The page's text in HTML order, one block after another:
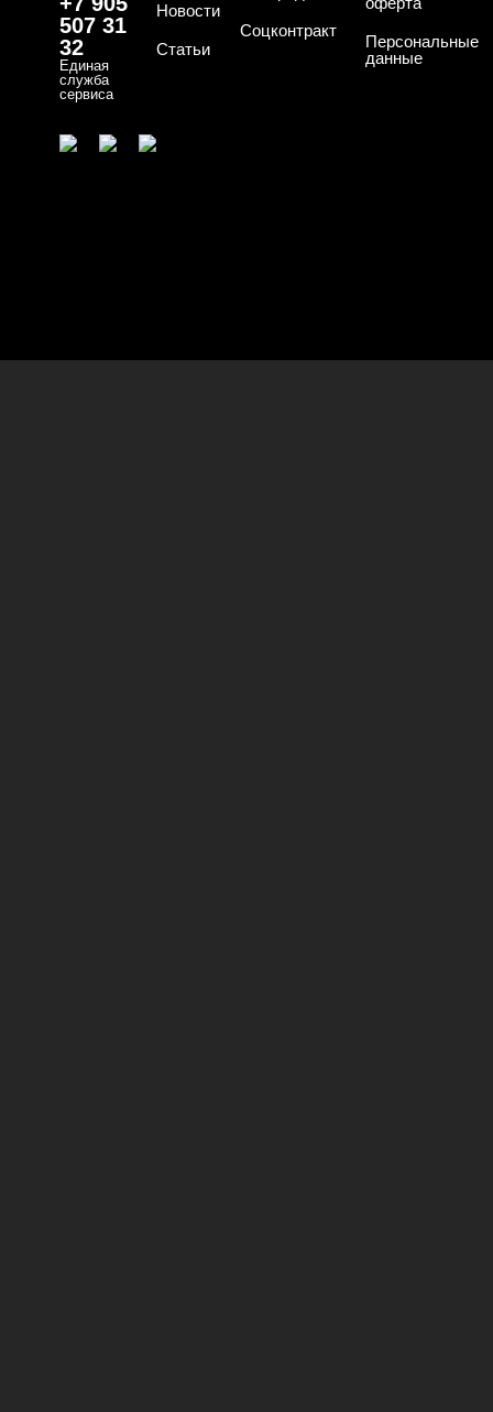
507 31
32
Единая
служба
сервиса
Новости
Статьи
Соцконтракт
Персональные
данные